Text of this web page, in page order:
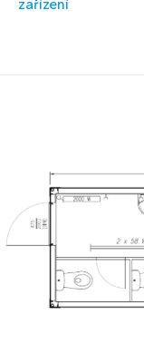
zařízení